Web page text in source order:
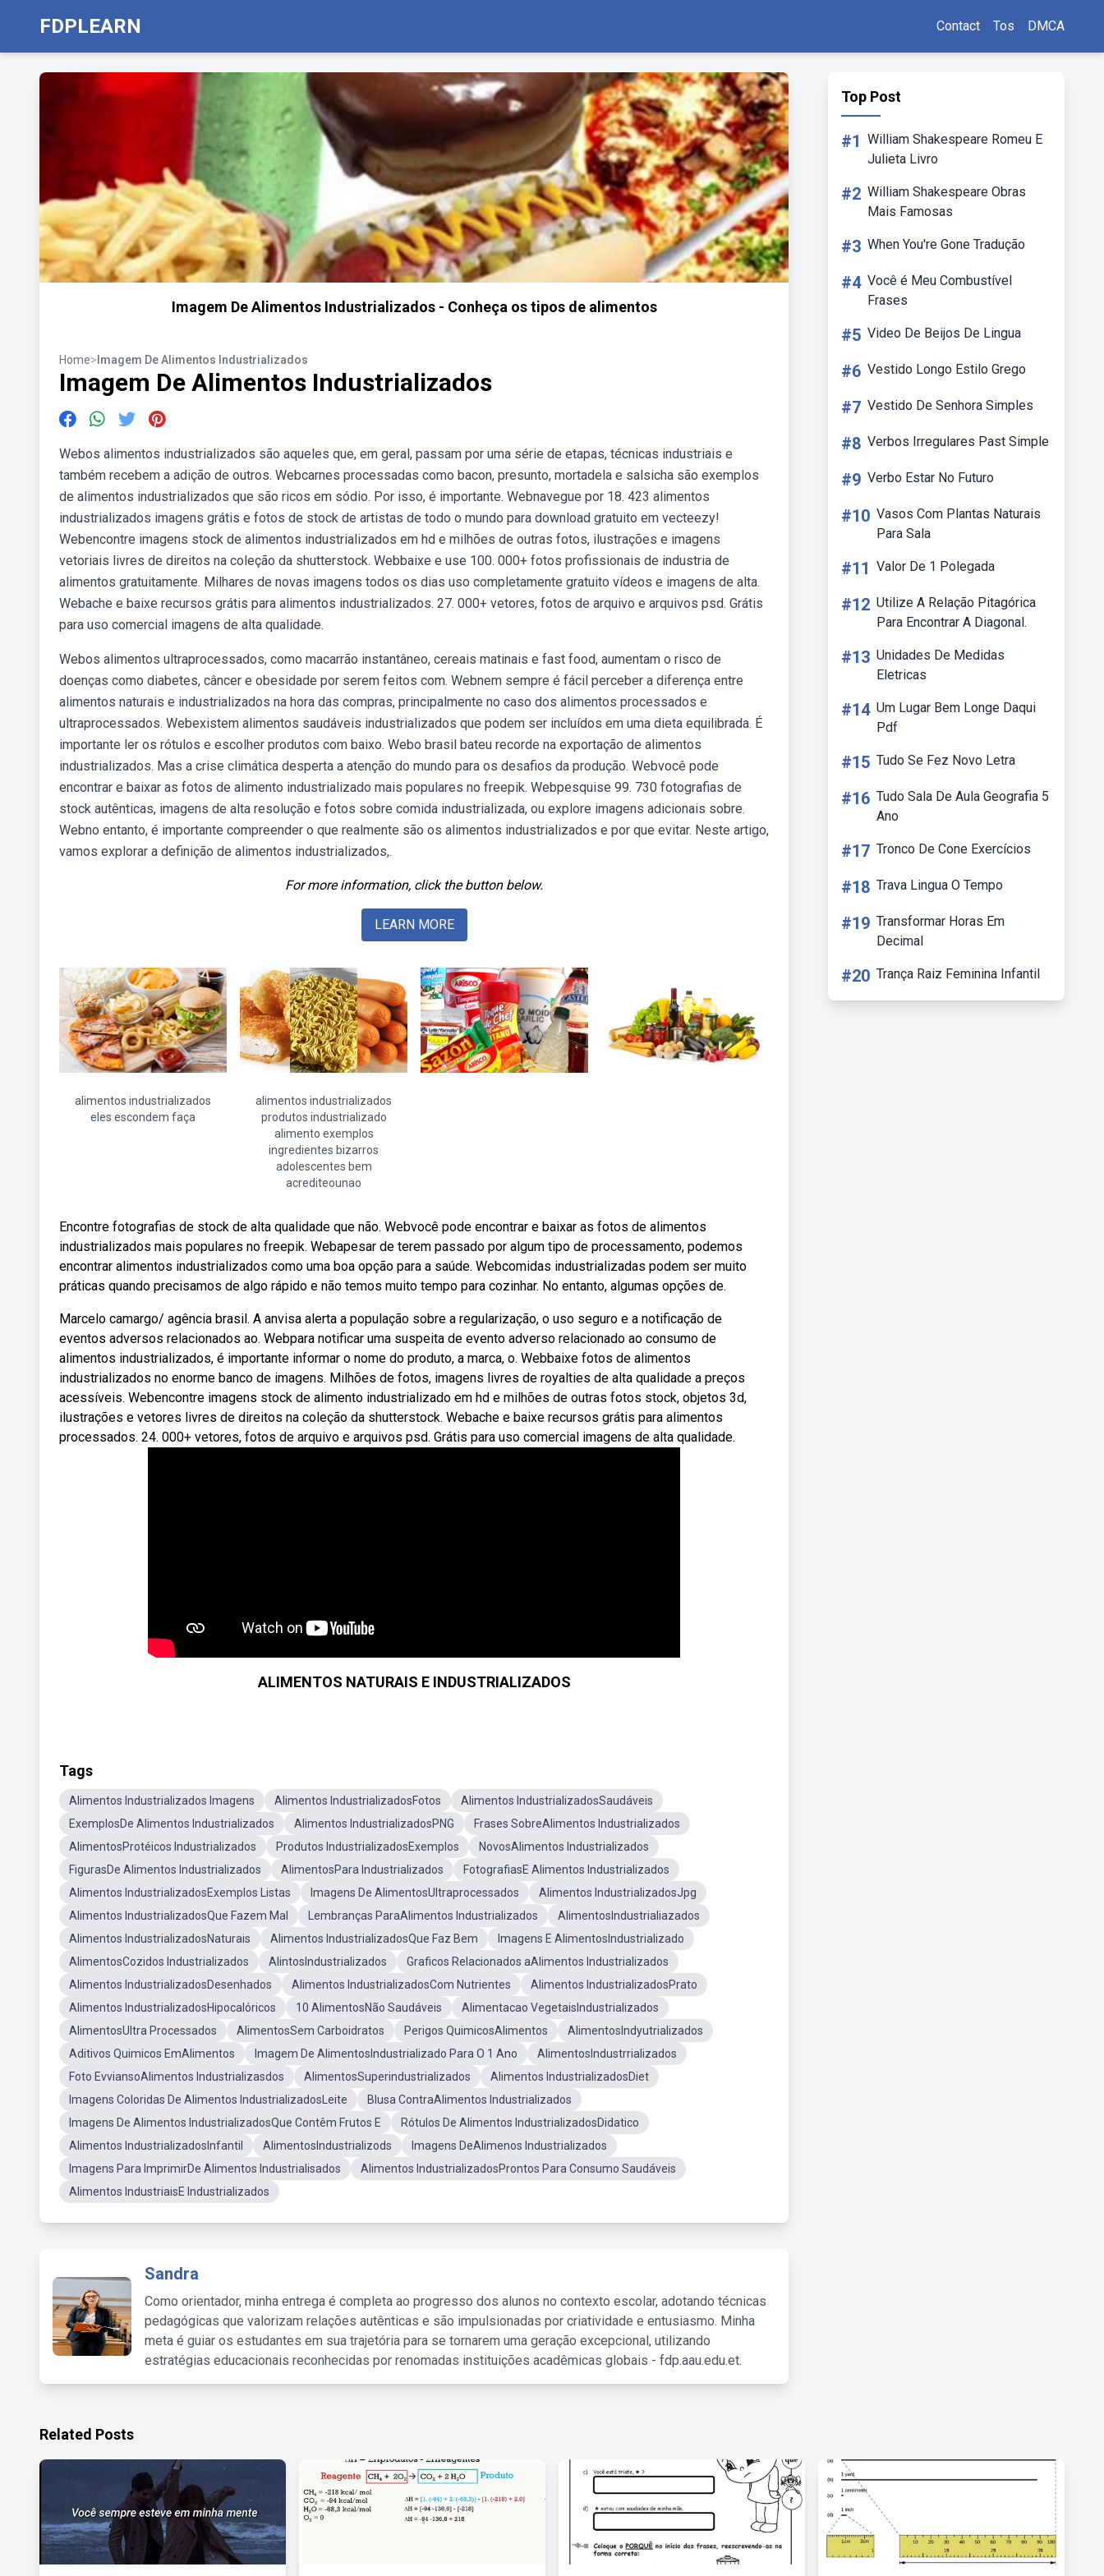
FDPLEARN Contact Tos DMCA
Imagem De Alimentos Industrializados - Conheça os tipos de alimentos
Home> Imagem De Alimentos Industrializados
Imagem De Alimentos Industrializados
Webos alimentos industrializados são aqueles que, em geral, passam por uma série de etapas, técnicas industriais e
também recebem a adição de outros. Webcarnes processadas como bacon, presunto, mortadela e salsicha são exemplos
de alimentos industrializados que são ricos em sódio. Por isso, é importante. Webnavegue por 18. 423 alimentos
industrializados imagens grátis e fotos de stock de artistas de todo o mundo para download gratuito em vecteezy!
Webencontre imagens stock de alimentos industrializados em hd e milhões de outras fotos, ilustrações e imagens
vetoriais livres de direitos na coleção da shutterstock. Webbaixe e use 100. 000+ fotos profissionais de industria de
alimentos gratuitamente. Milhares de novas imagens todos os dias uso completamente gratuito vídeos e imagens de alta.
Webache e baixe recursos grátis para alimentos industrializados. 27. 000+ vetores, fotos de arquivo e arquivos psd. Grátis
para uso comercial imagens de alta qualidade.
Webos alimentos ultraprocessados, como macarrão instantâneo, cereais matinais e fast food, aumentam o risco de
doenças como diabetes, câncer e obesidade por serem feitos com. Webnem sempre é fácil perceber a diferença entre
alimentos naturais e industrializados na hora das compras, principalmente no caso dos alimentos processados e
ultraprocessados. Webexistem alimentos saudáveis industrializados que podem ser incluídos em uma dieta equilibrada. É
importante ler os rótulos e escolher produtos com baixo. Webo brasil bateu recorde na exportação de alimentos
industrializados. Mas a crise climática desperta a atenção do mundo para os desafios da produção. Webvocê pode
encontrar e baixar as fotos de alimento industrializado mais populares no freepik. Webpesquise 99. 730 fotografias de
stock autênticas, imagens de alta resolução e fotos sobre comida industrializada, ou explore imagens adicionais sobre.
Webno entanto, é importante compreender o que realmente são os alimentos industrializados e por que evitar. Neste artigo,
vamos explorar a definição de alimentos industrializados,.
For more information, click the button below.
LEARN MORE
alimentos industrializados
eles escondem faça
alimentos industrializados
produtos industrializado
alimento exemplos
ingredientes bizarros
adolescentes bem
acrediteounao
Encontre fotografias de stock de alta qualidade que não. Webvocê pode encontrar e baixar as fotos de alimentos
industrializados mais populares no freepik. Webapesar de terem passado por algum tipo de processamento, podemos
encontrar alimentos industrializados como uma boa opção para a saúde. Webcomidas industrializadas podem ser muito
práticas quando precisamos de algo rápido e não temos muito tempo para cozinhar. No entanto, algumas opções de.
Marcelo camargo/ agência brasil. A anvisa alerta a população sobre a regularização, o uso seguro e a notificação de
eventos adversos relacionados ao. Webpara notificar uma suspeita de evento adverso relacionado ao consumo de
alimentos industrializados, é importante informar o nome do produto, a marca, o. Webbaixe fotos de alimentos
industrializados no enorme banco de imagens. Milhões de fotos, imagens livres de royalties de alta qualidade a preços
acessíveis. Webencontre imagens stock de alimento industrializado em hd e milhões de outras fotos stock, objetos 3d,
ilustrações e vetores livres de direitos na coleção da shutterstock. Webache e baixe recursos grátis para alimentos
processados. 24. 000+ vetores, fotos de arquivo e arquivos psd. Grátis para uso comercial imagens de alta qualidade.
ALIMENTOS NATURAIS E INDUSTRIALIZADOS
Tags
Alimentos Industrializados Imagens Alimentos IndustrializadosFotos
Alimentos IndustrializadosSaudáveis
ExemplosDe Alimentos Industrializados
Alimentos IndustrializadosPNG
Frases SobreAlimentos Industrializados
AlimentosProtéicos Industrializados
Produtos IndustrializadosExemplos
NovosAlimentos Industrializados
FigurasDe Alimentos Industrializados
AlimentosPara Industrializados
FotografiasE Alimentos Industrializados
Alimentos IndustrializadosExemplos Listas
Imagens De AlimentosUltraprocessados
Alimentos IndustrializadosJpg
Alimentos IndustrializadosQue Fazem Mal
Lembranças ParaAlimentos Industrializados
AlimentosIndustrialiazados
Alimentos IndustrializadosNaturais
Alimentos IndustrializadosQue Faz Bem
Imagens E AlimentosIndustrializado
AlimentosCozidos Industrializados
AlintosIndustrializados
Graficos Relacionados aAlimentos Industrializados
Alimentos IndustrializadosDesenhados
Alimentos IndustrializadosCom Nutrientes
Alimentos IndustrializadosPrato
Alimentos IndustrializadosHipocalóricos
10 AlimentosNão Saudáveis
Alimentacao VegetaisIndustrializados
AlimentosUltra Processados
AlimentosSem Carboidratos Perigos QuimicosAlimentos
AlimentosIndyutrializados
Aditivos Quimicos EmAlimentos
Imagem De AlimentosIndustrializado Para O 1 Ano
AlimentosIndustrrializados
Foto EvviansoAlimentos Industrializasdos
AlimentosSuperindustrializados
Alimentos IndustrializadosDiet
Imagens Coloridas De Alimentos IndustrializadosLeite
Blusa ContraAlimentos Industrializados
Imagens De Alimentos IndustrializadosQue Contêm Frutos E
Rótulos De Alimentos IndustrializadosDidatico
Alimentos IndustrializadosInfantil
AlimentosIndustrializods
Imagens DeAlimenos Industrializados
Imagens Para ImprimirDe Alimentos Industrialisados
Alimentos IndustrializadosProntos Para Consumo Saudáveis
Alimentos IndustriaisE Industrializados
Sandra
Como orientador, minha entrega é completa ao progresso dos alunos no contexto escolar, adotando técnicas
pedagógicas que valorizam relações autênticas e são impulsionadas por criatividade e entusiasmo. Minha
meta é guiar os estudantes em sua trajetória para se tornarem uma geração excepcional, utilizando
estratégias educacionais reconhecidas por renomadas instituições acadêmicas globais - fdp.aau.edu.et.
Top Post
#1 William Shakespeare Romeu E
Julieta Livro
#2 William Shakespeare Obras
Mais Famosas
#3 When You're Gone Tradução
#4 Você é Meu Combustível
Frases
#5 Video De Beijos De Lingua
#6 Vestido Longo Estilo Grego
#7 Vestido De Senhora Simples
#8 Verbos Irregulares Past Simple
#9 Verbo Estar No Futuro
#10 Vasos Com Plantas Naturais
Para Sala
#11 Valor De 1 Polegada
#12 Utilize A Relação Pitagórica
Para Encontrar A Diagonal.
#13 Unidades De Medidas
Eletricas
#14 Um Lugar Bem Longe Daqui
Pdf
#15 Tudo Se Fez Novo Letra
#16 Tudo Sala De Aula Geografia 5
Ano
#17 Tronco De Cone Exercícios
#18 Trava Lingua O Tempo
#19 Transformar Horas Em
Decimal
#20 Trança Raiz Feminina Infantil
Related Posts